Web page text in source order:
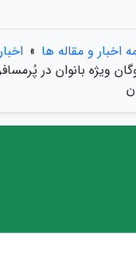
اخبار و مقاله ها »
ویژه بانوان در